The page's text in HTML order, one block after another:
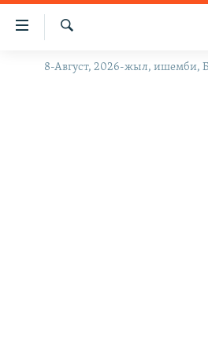
Линктер
Мазмунга
Навигацияга
ЖАҢЫЛЫКТАР
Издөө
8-Август, 2026-жыл, ишемби,